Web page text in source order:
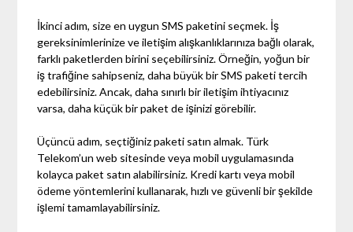
İkinci adım, size en uygun SMS paketini seçmek. İş
gereksinimlerinize ve iletişim alışkanlıklarınıza bağlı olarak,
farklı paketlerden birini seçebilirsiniz. Örneğin, yoğun bir
iş trafiğine sahipseniz, daha büyük bir SMS paketi tercih
edebilirsiniz. Ancak, daha sınırlı bir iletişim ihtiyacınız
varsa, daha küçük bir paket de işinizi görebilir.
Üçüncü adım, seçtiğiniz paketi satın almak. Türk
Telekom’un web sitesinde veya mobil uygulamasında
kolayca paket satın alabilirsiniz. Kredi kartı veya mobil
ödeme yöntemlerini kullanarak, hızlı ve güvenli bir şekilde
işlemi tamamlayabilirsiniz.